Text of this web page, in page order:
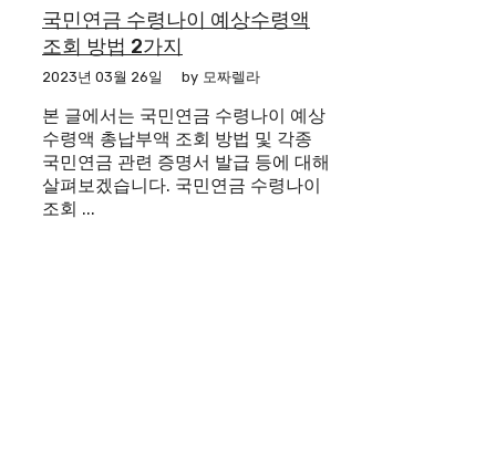
국민연금 수령나이 예상수령액
조회 방법 2가지
2023년 03월 26일 by 모짜렐라
본 글에서는 국민연금 수령나이 예상
수령액 총납부액 조회 방법 및 각종
국민연금 관련 증명서 발급 등에 대해
살펴보겠습니다. 국민연금 수령나이
조회 ...